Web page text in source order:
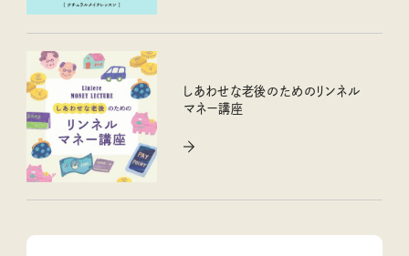
しあわせな老後のためのリンネル
マネー講座